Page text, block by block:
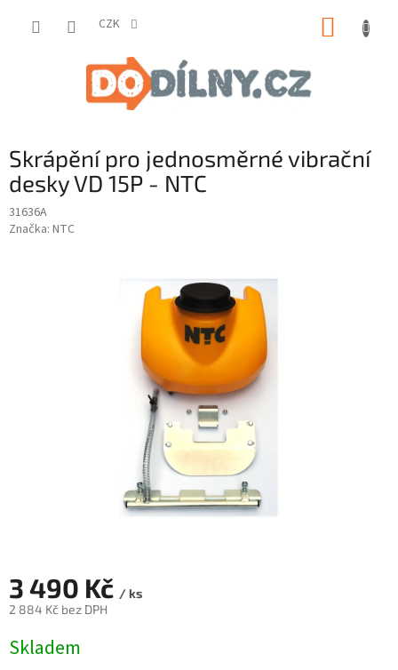
CZK
Skrápění pro jednosměrné vibrační
desky VD 15P - NTC
31636A
Značka: NTC
3 490 Kč / ks
2 884 Kč bez DPH
cena:
Skladem